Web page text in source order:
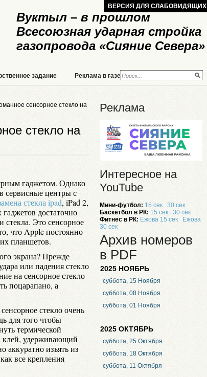
Вуктыл – в прошлом
Всесоюзная ударная стройка
газопровода «Сияние Севера»
ВЕРСИЯ ДЛЯ СЛАБОВИДЯЩИХ
задание Реклама в газете Реклама на сайте
сенсорное стекло на
стекло на
гаджетом. Однако
сервисные центры с
стекла ipad, iPad 2,
достаточно
стекла. Это сенсорное
что Apple постоянно
планшетов.
экрана? Прежде
или падения стекло
на сенсорное стекло
поцарапано, а
стекло очень
для того чтобы
термической
клей, удерживающий
аккуратно изъять из
все крепления
Реклама
Интересное на
YouTube
Мини-футбол: 15 сек
30 сек
Баскетбол в РК: 15 сек
30 сек
Фитнес в РК: Ежова 15 сек
Ежова
30 сек
Архив номеров
в PDF
2025 НОЯБРЬ
суббота, 15 Ноября
суббота, 08 Ноября
суббота, 01 Ноября
2025 ОКТЯБРЬ
суббота, 25 Октября
суббота, 18 Октября
суббота, 11 Октября